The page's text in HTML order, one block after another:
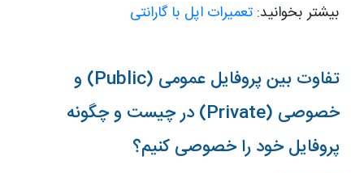
بیشتر بخوانید: تعمیرات اپل با گارانتی
تفاوت بین پروفایل عمومی (Public) و
خصوصی (Private) در چیست و چگونه
پروفایل خود را خصوصی کنیم؟